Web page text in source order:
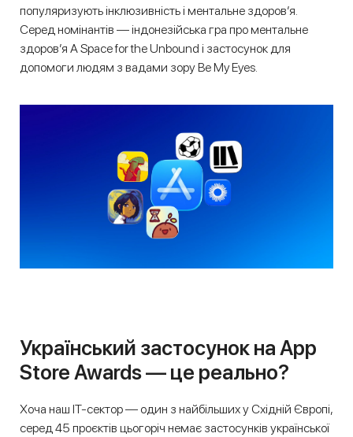
популяризують інклюзивність і ментальне здоров’я.
Серед номінантів — індонезійська гра про ментальне
здоров’я A Space for the Unbound і застосунок для
допомоги людям з вадами зору Be My Eyes.
Український застосунок на App
Store Awards — це реально?
Хоча наш IT-сектор — один з найбільших у Східній Європі,
серед 45 проєктів цьогоріч немає застосунків української